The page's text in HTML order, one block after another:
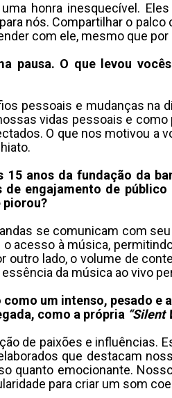
honra inesquecível.
nós. Compartilhar o
com ele, mesmo que
pausa. O que levou
pessoais e mudanças na
vidas pessoais e
O que nos motivou a
15 anos da fundação da
engajamento de
piorou?
se comunicam com
acesso à música,
outro lado, o volume de
da música ao vivo
um intenso, pesado e
como a própria “Silent
de paixões e influências.
que destacam
quanto emocionante.
para criar um som